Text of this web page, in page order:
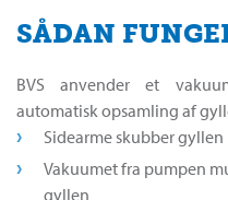
SÅDAN
BVS anvender et
automatisk opsamling af
Sidearme skubber
Vakuumet fra pumpen
gyllen